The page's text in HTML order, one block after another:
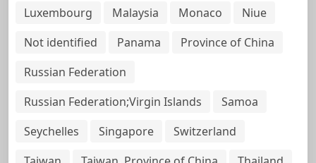
Luxembourg
Malaysia Monaco
Niue
Not identified
Panama
Province of China
Russian Federation
Russian Federation;Virgin Islands
Samoa
Seychelles
Singapore
Switzerland